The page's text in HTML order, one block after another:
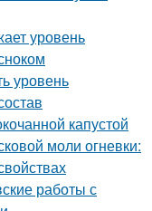
уровень
уровень
капустой
моли огневки:
работы с